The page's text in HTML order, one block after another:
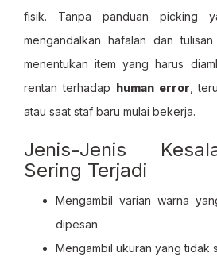
fisik. Tanpa panduan picking
mengandalkan hafalan dan
menentukan item yang harus
rentan terhadap human error ,
atau saat staf baru mulai bekerja.
Jenis-Jenis
Sering Terjadi
Mengambil varian warna
dipesan
Mengambil ukuran yang tidak